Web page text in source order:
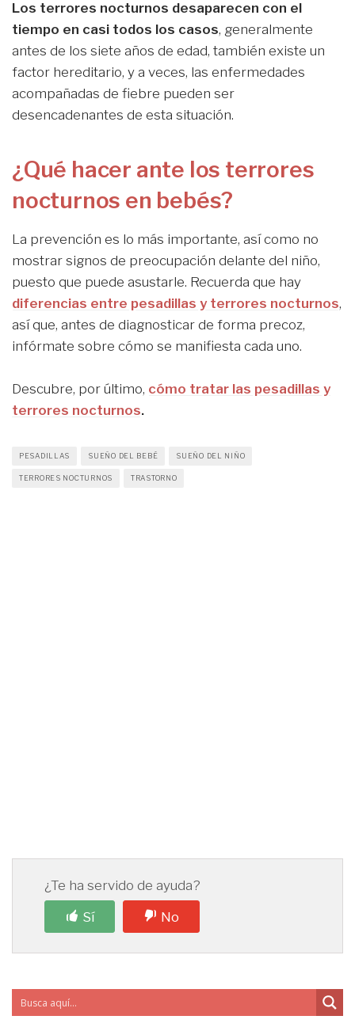
Los terrores nocturnos desaparecen con el
tiempo en casi todos los casos, generalmente
antes de los siete años de edad, también existe un
factor hereditario, y a veces, las enfermedades
acompañadas de fiebre pueden ser
desencadenantes de esta situación.
¿Qué hacer ante los terrores
nocturnos en bebés?
La prevención es lo más importante, así como no
mostrar signos de preocupación delante del niño,
puesto que puede asustarle. Recuerda que hay
diferencias entre pesadillas y terrores nocturnos,
así que, antes de diagnosticar de forma precoz,
infórmate sobre cómo se manifiesta cada uno.
Descubre, por último, cómo tratar las pesadillas y
terrores nocturnos.
PESADILLAS SUEÑO DEL BEBÉ SUEÑO DEL NIÑO
TERRORES NOCTURNOS TRASTORNO
¿Te ha servido de ayuda?
Sí
No